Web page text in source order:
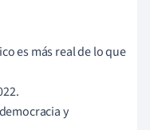
es más real de lo que
y